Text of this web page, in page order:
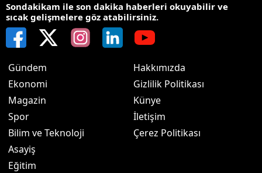
Sondakikam ile son dakika haberleri okuyabilir ve
sıcak gelişmelere göz atabilirsiniz.
Gündem
Ekonomi
Magazin
Spor
Bilim ve Teknoloji
Asayiş
Eğitim
Hakkımızda
Gizlilik Politikası
Künye
İletişim
Çerez Politikası